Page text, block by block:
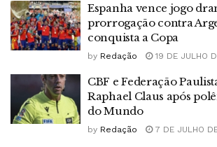
Espanha vence jogo
prorrogação contra
conquista a Copa
by Redação 19 DE JULHO
CBF e Federação
Raphael Claus após
do Mundo
by Redação 7 DE JULHO